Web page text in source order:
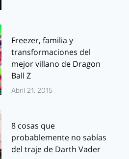
Freezer, familia y
transformaciones del
mejor villano de Dragon
Ball Z
Abril 21, 2015
8 cosas que
probablemente no sabías
del traje de Darth Vader